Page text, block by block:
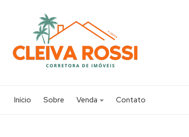
Início Sobre
Venda
Contato